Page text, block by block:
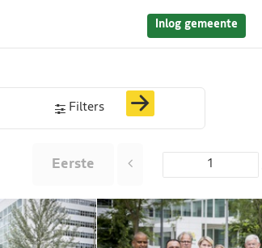
Inlog gemeente
Filters
Eerste